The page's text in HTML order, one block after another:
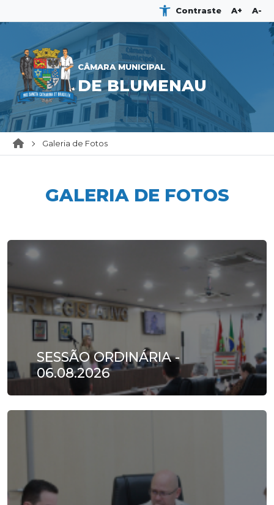
Contraste A+ A-
CÂMARA MUNICIPAL
DE BLUMENAU
Galeria de Fotos
GALERIA DE FOTOS
SESSÃO ORDINÁRIA -
06.08.2026